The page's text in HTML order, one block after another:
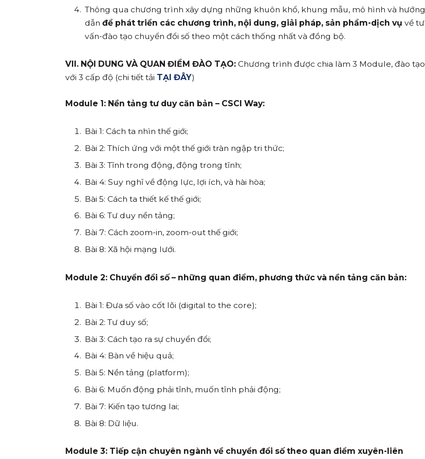
Thông qua chương trình xây dựng những khuôn khổ, khung mẫu, mô hình và hướng
dẫnđể phát triển các chương trình, nội dung, giải pháp, sản phẩm-dịch vụvề tư
vấn-đào tạo chuyển đổi số theo một cách thống nhất và đồng bộ.
VII. NỘI DUNG VÀ QUAN ĐIỂM ĐÀO TẠO: Chương trình được chia làm 3 Module, đào tạo
với 3 cấp độ (chi tiết tải TẠI ĐÂY)
Module 1: Nền tảng tư duy căn bản – CSCI Way:
Bài 1: Cách ta nhìn thế giới;
Bài 2: Thích ứng với một thế giới tràn ngập tri thức;
Bài 3: Tĩnh trong động, động trong tĩnh;
Bài 4: Suy nghĩ về động lực, lợi ích, và hài hòa;
Bài 5: Cách ta thiết kế thế giới;
Bài 6: Tư duy nền tảng;
Bài 7: Cách zoom-in, zoom-out thế giới;
Bài 8: Xã hội mạng lưới.
Module 2: Chuyển đổi số – những quan điểm, phương thức và nền tảng căn bản:
Bài 1: Đưa số vào cốt lõi (digital to the core);
Bài 2: Tư duy số;
Bài 3: Cách tạo ra sự chuyển đổi;
Bài 4: Bàn về hiệu quả;
Bài 5: Nền tảng (platform);
Bài 6: Muốn động phải tĩnh, muốn tĩnh phải động;
Bài 7: Kiến tạo tương lai;
Bài 8: Dữ liệu.
Module 3: Tiếp cận chuyên ngành về chuyển đổi số theo quan điểm xuyên-liên